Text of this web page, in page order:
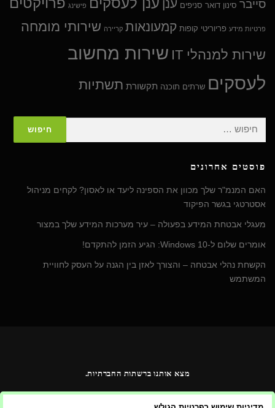
סייבר סינון דואר סניפים ענן פישינג
פרטיות מידע פריוריטי קופות קמעונאות קריירה שירותי מומחה
שירות למנהלי IT
שירות מחשוב
לעסקים שרתים תוכנה תקשורת תשתיות
פוסטים אחרונים
האם המנמ"ר שלך מכוון את הספינה ליעד או לאסון? לקחים מניהול
אסטרטגי בגשר הפיקוד
מעגלי אבטחת המידע בפעולה – עיר מערכות המידע שלך במצור
אומרים שלום ל-Windows 10: הגיע הזמן להתקדם!
הקשחת נהלי אבטחה – והצורך לאזן בין הגנה על העסק לחוויית
המשתמש
מצא אותנו ברשתות החברתיות.